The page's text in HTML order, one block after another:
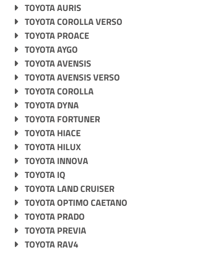
TOYOTA AURIS
TOYOTA COROLLA VERSO
TOYOTA PROACE
TOYOTA AYGO
TOYOTA AVENSIS
TOYOTA AVENSIS VERSO
TOYOTA COROLLA
TOYOTA DYNA
TOYOTA FORTUNER
TOYOTA HIACE
TOYOTA HILUX
TOYOTA INNOVA
TOYOTA IQ
TOYOTA LAND CRUISER
TOYOTA OPTIMO CAETANO
TOYOTA PRADO
TOYOTA PREVIA
TOYOTA RAV4